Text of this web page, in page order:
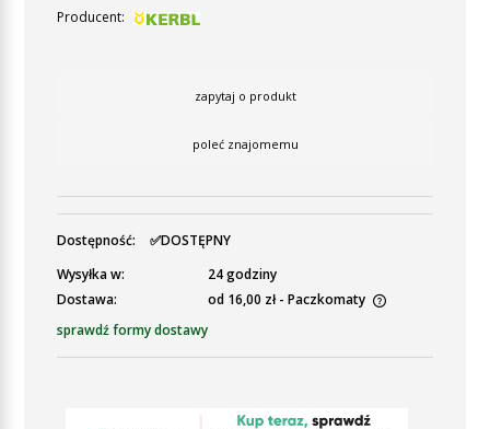
Producent:
zapytaj o produkt
poleć znajomemu
Dostępność:
✅DOSTĘPNY
Wysyłka w:
24 godziny
Dostawa:
od 16,00 zł - Paczkomaty
Cena nie zawiera ewentualnych kosztów płatności
sprawdź formy dostawy